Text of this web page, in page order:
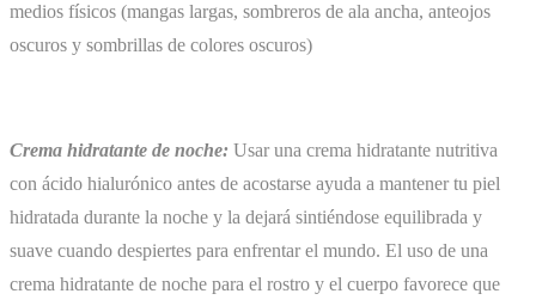
medios físicos (mangas largas, sombreros de ala ancha, anteojos
oscuros y sombrillas de colores oscuros)
Crema hidratante de noche: Usar una crema hidratante nutritiva
con ácido hialurónico antes de acostarse ayuda a mantener tu piel
hidratada durante la noche y la dejará sintiéndose equilibrada y
suave cuando despiertes para enfrentar el mundo. El uso de una
crema hidratante de noche para el rostro y el cuerpo favorece que